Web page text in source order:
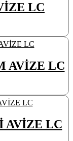
LC
AVİZE LC
AVİZE LC